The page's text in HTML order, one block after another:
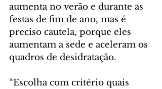
aumenta no verão e durante as
festas de fim de ano, mas é
preciso cautela, porque eles
aumentam a sede e aceleram os
quadros de desidratação.
“Escolha com critério quais